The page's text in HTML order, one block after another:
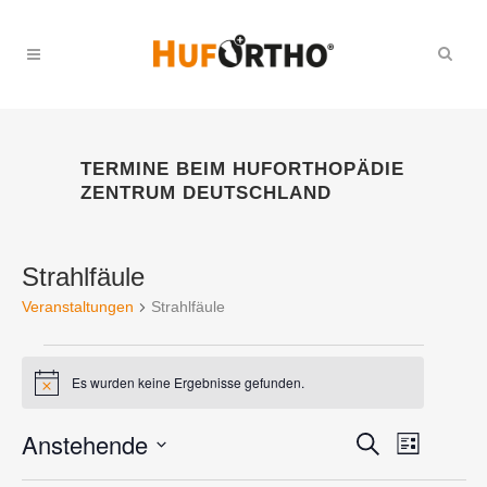
TERMINE BEIM HUFORTHOPÄDIE
ZENTRUM DEUTSCHLAND
Strahlfäule
Veranstaltungen Strahlfäule
VERANSTALTUNGEN
HinweisEs wurden keine Ergebnisse gefunden.
SUCHE
Suche
Liste
Anstehende